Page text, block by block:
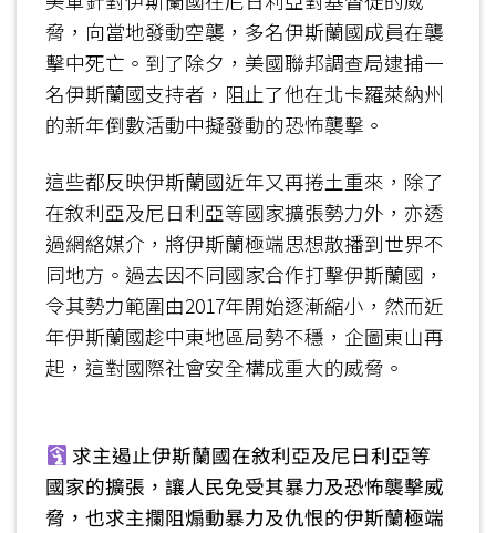
脅，向當地發動空襲，多名伊斯蘭國成員在襲
擊中死亡。到了除夕，美國聯邦調查局逮捕一
名伊斯蘭國支持者，阻止了他在北卡羅萊納州
的新年倒數活動中擬發動的恐怖襲擊。
這些都反映伊斯蘭國近年又再捲土重來，除了
在敘利亞及尼日利亞等國家擴張勢力外，亦透
過網絡媒介，將伊斯蘭極端思想散播到世界不
同地方。過去因不同國家合作打擊伊斯蘭國，
令其勢力範圍由2017年開始逐漸縮小，然而近
年伊斯蘭國趁中東地區局勢不穩，企圖東山再
起，這對國際社會安全構成重大的威脅。
求主遏止伊斯蘭國在敘利亞及尼日利亞等
國家的擴張，讓人民免受其暴力及恐怖襲擊威
脅，也求主攔阻煽動暴力及仇恨的伊斯蘭極端